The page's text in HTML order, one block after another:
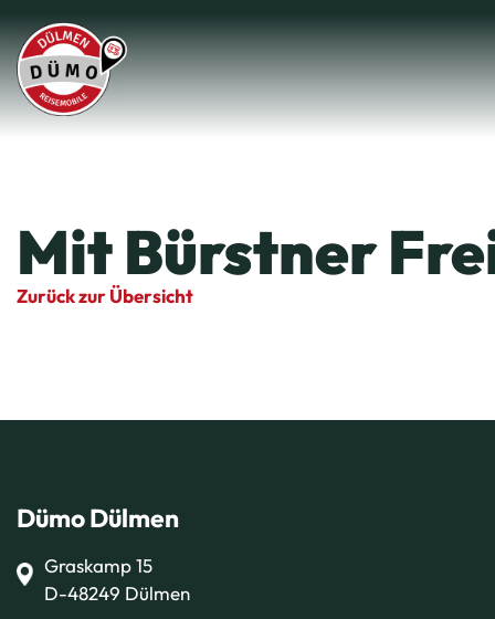
Mit Bürstner
Zurück zur Übersicht
Dümo Dülmen
Graskamp 15
D-48249 Dülmen